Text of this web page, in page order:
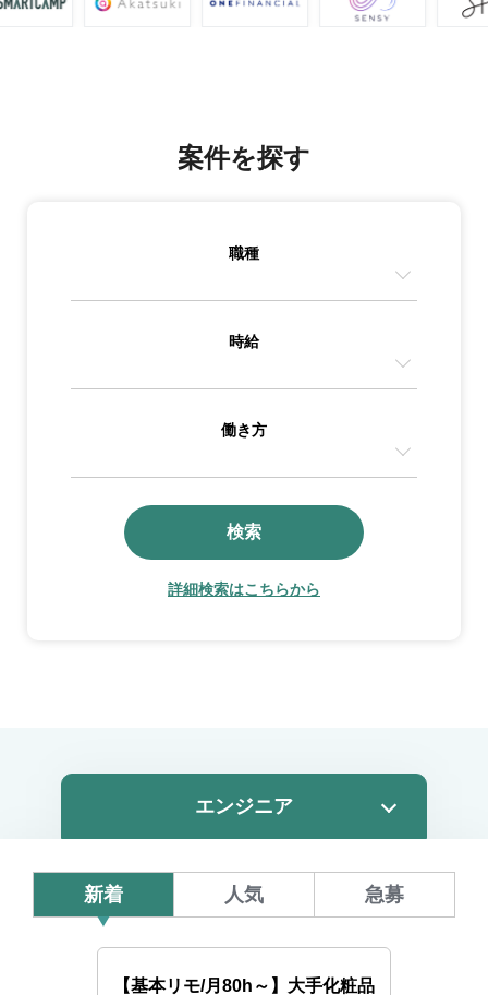
案件を探す
職種
時給
働き方
検索
詳細検索はこちらから
新着 人気 急募
【基本リモ/月80h～】大手化粧品